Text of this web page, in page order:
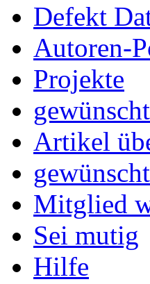
Defekt
Autoren-
Projekte
Artikel
Mitglied
Sei mutig
Hilfe